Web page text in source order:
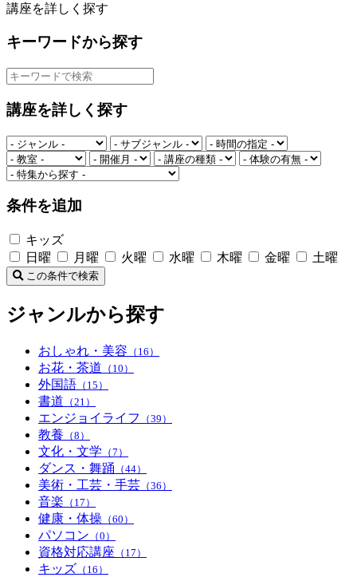
講座を詳しく探す
キーワードから探す
講座を詳しく探す
条件を追加
キッズ
日曜
月曜 火曜 水曜 木曜 金曜 土曜
この条件で検索
ジャンルから探す
おしゃれ・美容 （16）
お花・茶道 （10）
外国語 （15）
書道 （21）
エンジョイライフ （39）
教養 （8）
文化・文学 （7）
ダンス・舞踊 （44）
美術・工芸・手芸 （36）
音楽 （17）
健康・体操 （60）
パソコン （0）
資格対応講座 （17）
キッズ （16）